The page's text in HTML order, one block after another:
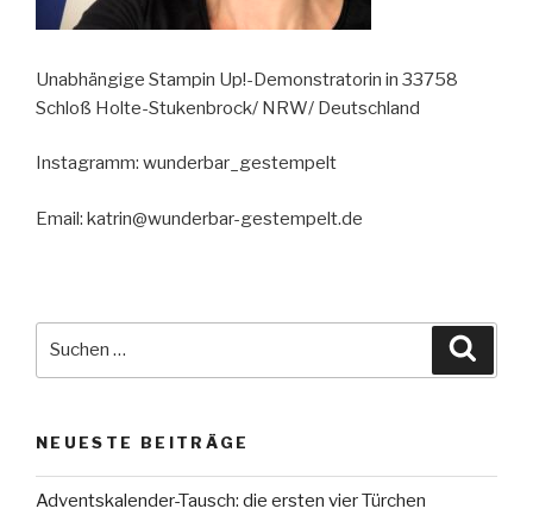
Unabhängige Stampin Up!-Demonstratorin in 33758
Schloß Holte-Stukenbrock/ NRW/ Deutschland
Instagramm: wunderbar_gestempelt
Email: katrin@wunderbar-gestempelt.de
NEUESTE BEITRÄGE
Adventskalender-Tausch: die ersten vier Türchen